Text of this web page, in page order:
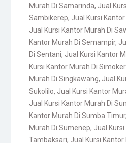
Murah Di Samarinda, Jual
Sambikerep, Jual Kursi
Jual Kursi Kantor Murah Di
Kantor Murah Di Semampir,
Di Sentani, Jual Kursi Kantor
Kursi Kantor Murah Di
Murah Di Singkawang, Jual
Sukolilo, Jual Kursi Kantor
Jual Kursi Kantor Murah Di
Kantor Murah Di Sumba Timur,
Murah Di Sumenep, Jual
Tambaksari, Jual Kursi